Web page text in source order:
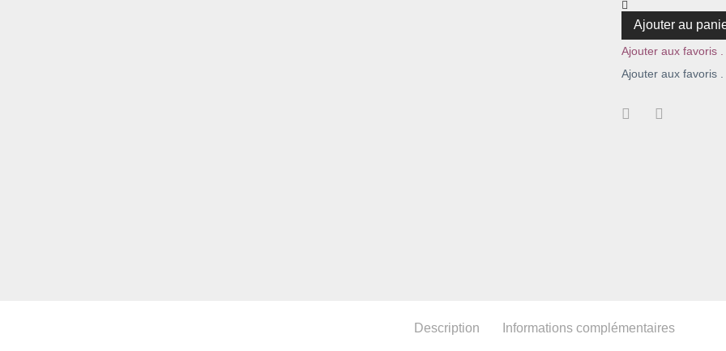
Ajouter au
Ajouter aux favoris .
Ajouter aux favoris .
Description Informations complémentaires